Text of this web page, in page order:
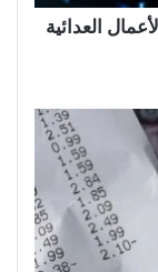
العدائية